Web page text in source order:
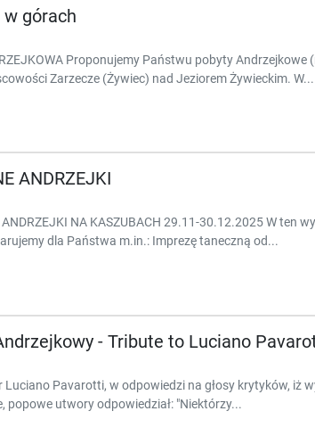
górach
Proponujemy Państwu pobyty Andrzejkowe
Zarzecze (Żywiec) nad Jeziorem Żywieckim. W...
ANDRZEJKI
NA KASZUBACH 29.11-30.12.2025 W ten
dla Państwa m.in.: Imprezę taneczną od...
- Tribute to Luciano
Luciano Pavarotti, w odpowiedzi na głosy krytyków, iż
popowe utwory odpowiedział: "Niektórzy...